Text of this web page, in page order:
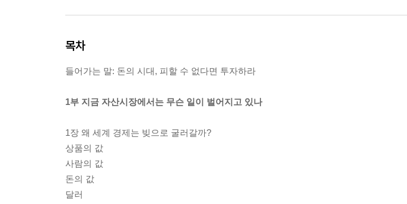
목차
들어가는 말: 돈의 시대, 피할 수 없다면 투자하라
1부 지금 자산시장에서는 무슨 일이 벌어지고 있나
1장 왜 세계 경제는 빚으로 굴러갈까?
상품의 값
사람의 값
돈의 값
달러